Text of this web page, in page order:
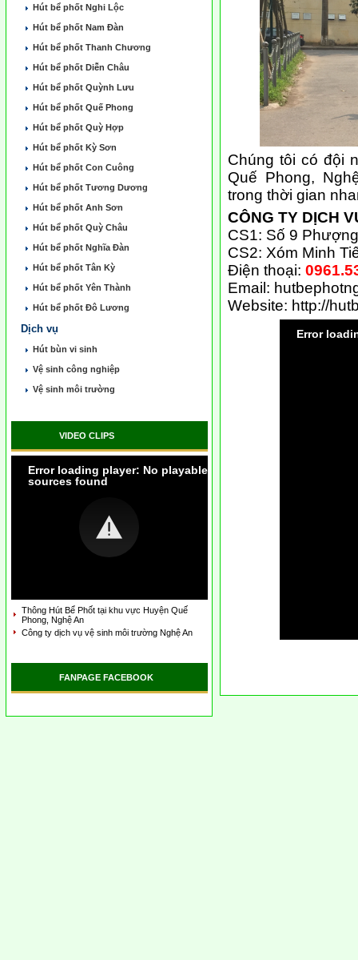
Hút bể phốt Nghi Lộc
Hút bể phốt Nam Đàn
Hút bể phốt Thanh Chương
Hút bể phốt Diễn Châu
Hút bể phốt Quỳnh Lưu
Hút bể phốt Quế Phong
Hút bể phốt Quỳ Hợp
Hút bể phốt Kỳ Sơn
Hút bể phốt Con Cuông
Hút bể phốt Tương Dương
Hút bể phốt Anh Sơn
Hút bể phốt Quỳ Châu
Hút bể phốt Nghĩa Đàn
Hút bể phốt Tân Kỳ
Hút bể phốt Yên Thành
Hút bể phốt Đô Lương
Dịch vụ
Hút bùn vi sinh
Vệ sinh công nghiệp
Vệ sinh môi trường
VIDEO CLIPS
Error loading player: No playable
sources found
Thông Hút Bể Phốt tại khu vực Huyện Quế
Phong, Nghệ An
Công ty dịch vụ vệ sinh môi trường Nghệ An
FANPAGE FACEBOOK
Chúng tôi có đội
Quế Phong,
trong thời gian
CÔNG TY DỊCH
CS1: Số 9
CS2: Xóm Minh
Điện thoại:
Email:
Website: http://
Error